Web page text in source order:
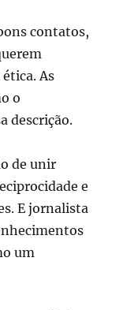
contatos,
As
o
descrição.
de unir
e
E jornalista
um